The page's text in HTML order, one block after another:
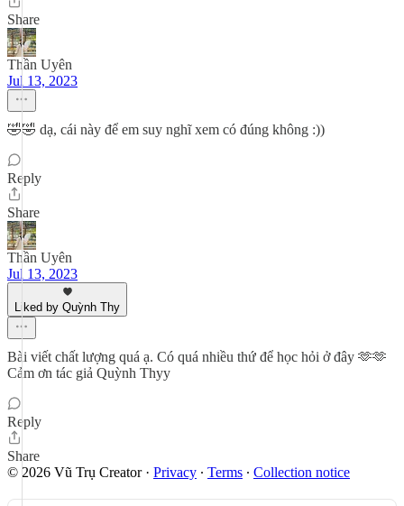
Share
Thần Uyên
Jul 13, 2023
🤣🤣 dạ, cái này để em suy nghĩ xem có đúng không :))
Reply
Share
Thần Uyên
Jul 13, 2023
Liked by Quỳnh Thy
Bài viết chất lượng quá ạ. Có quá nhiều thứ để học hỏi ở đây 🫶🫶
Cảm ơn tác giả Quỳnh Thyy
Reply
Share
© 2026 Vũ Trụ Creator· Privacy ∙ Terms ∙ Collection notice